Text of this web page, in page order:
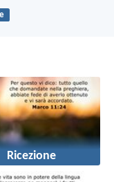
Ricezione